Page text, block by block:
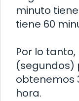
minuto
tiene 60
Por lo
(segundos)
obtenemos
hora.